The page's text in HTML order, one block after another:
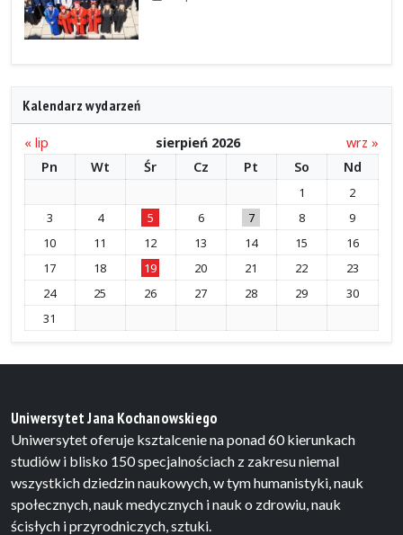
Kalendarz wydarzeń
« lip sierpień 2026
wrz »
Pn
Wt Śr Cz Pt So Nd
1
2
3
4 5 6 7 8
9
10
11 12 13 14 15
16
17
18 19 20 21 22
23
24
25 26 27 28 29
30
31
Uniwersytet Jana Kochanowskiego
Uniwersytet oferuje ksztalcenie na ponad 60 kierunkach
studiów i blisko 150 specjalnościach z zakresu niemal
wszystkich dziedzin naukowych, w tym humanistyki, nauk
społecznych, nauk medycznych i nauk o zdrowiu, nauk
ścisłych i przyrodniczych, sztuki.